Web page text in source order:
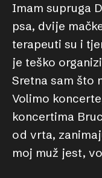
Imam supruga
psa, dvije
terapeuti su i
je teško
Sretna sam što
Volimo
koncertima
od vrta,
moj muž jest,